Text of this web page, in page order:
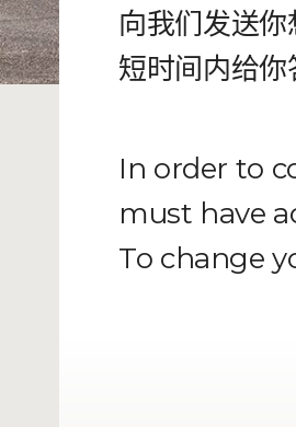
向我们发送
短时间内给你
In order to
must have
To change